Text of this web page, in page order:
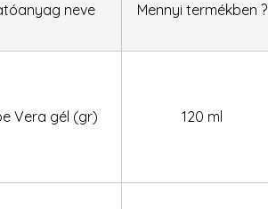
neve Mennyi termékben ?
Vera gél (gr) 120 ml